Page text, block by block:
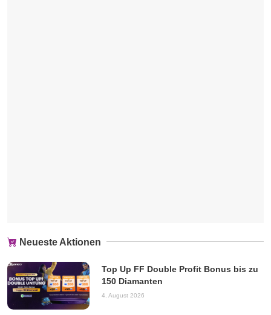
Neueste Aktionen
Top Up FF Double Profit Bonus bis zu
150 Diamanten
4. August 2026